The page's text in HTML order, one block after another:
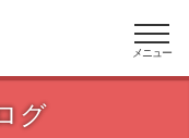
メニュー
グ